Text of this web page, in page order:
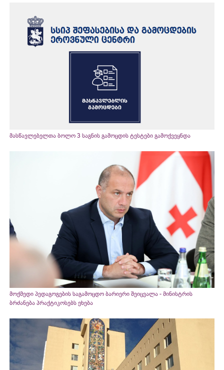
მასწავლებელთა ბოლო 3 საგნის გამოცდის ტესტები გამოქვეყნდა
მოქმედი პედაგოგების საგამოცდო ბარიერი შეიცვალა - მინისტრის
ბრძანება პრაქტიკოსებს ეხება